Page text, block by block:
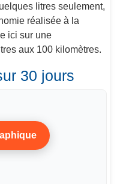
litres seulement,
réalisée à la
ici sur une
aux 100 kilomètres.
30 jours